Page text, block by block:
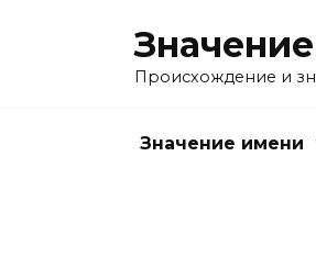
Происхождение и
Значение имени